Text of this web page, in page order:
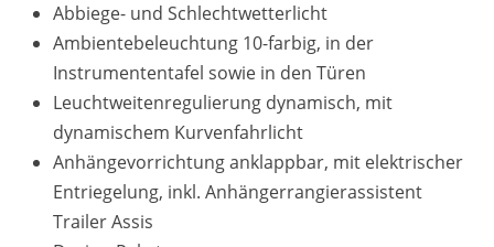
Abbiege- und Schlechtwetterlicht
Ambientebeleuchtung 10-farbig, in der
Instrumententafel sowie in den Türen
Leuchtweitenregulierung dynamisch, mit
dynamischem Kurvenfahrlicht
Anhängevorrichtung anklappbar, mit elektrischer
Entriegelung, inkl. Anhängerrangierassistent
Trailer Assis